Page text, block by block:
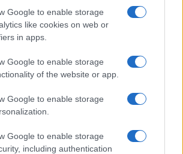
Google to enable storage
like cookies on web or
in apps.
Google to enable storage
of the website or app.
Google to enable storage
Google to enable storage
including authentication
Gontier, l’uomo che ha rivoluzionato
d’Aosta